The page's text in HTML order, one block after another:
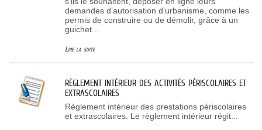
demandes d’autorisation d’urbanisme, comme les
permis de construire ou de démolir, grâce à un
guichet...
Lire la suite
RÈGLEMENT INTÉRIEUR DES ACTIVITÉS PÉRISCOLAIRES ET
EXTRASCOLAIRES
Règlement intérieur des prestations périscolaires
et extrascolaires. Le règlement intérieur régit...